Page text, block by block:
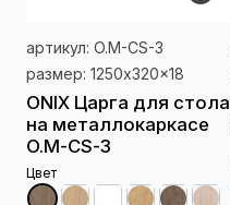
артикул: O.M-CS-3
размер: 1250x320x18
ONIX Царга для стола
на металлокаркасе
O.M-CS-3
Цвет